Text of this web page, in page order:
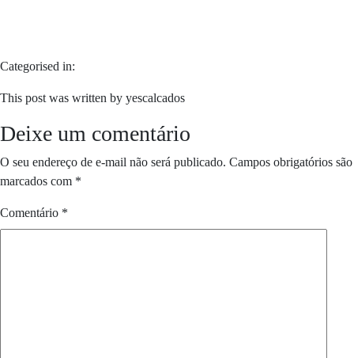
Categorised in:
This post was written by yescalcados
Deixe um comentário
O seu endereço de e-mail não será publicado. Campos obrigatórios são
marcados com *
Comentário *